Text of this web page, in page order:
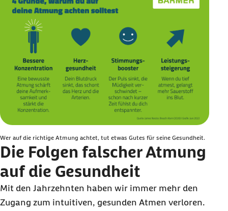
Wer auf die richtige Atmung achtet, tut etwas Gutes für seine Gesundheit.
Die Folgen falscher Atmung
auf die Gesundheit
Mit den Jahrzehnten haben wir immer mehr den
Zugang zum intuitiven, gesunden Atmen verloren.